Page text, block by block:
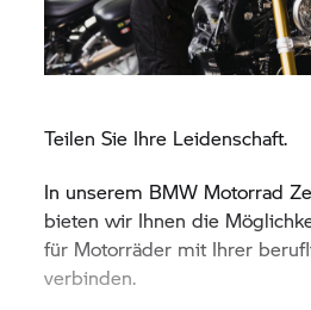
Teilen Sie Ihre Leidenschaft.
In unserem BMW Motorrad
bieten wir Ihnen die
für Motorräder mit Ihrer
verbinden.